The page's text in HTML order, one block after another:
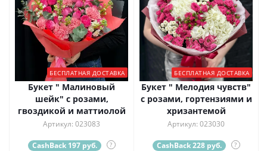
БЕСПЛАТНАЯ ДОСТАВКА
Букет " Малиновый
шейк" с розами,
гвоздикой и маттиолой
Артикул: 023083
CashBack 197 руб. ?
БЕСПЛАТНАЯ ДОСТАВКА
Букет " Мелодия чувств"
с розами, гортензиями и
хризантемой
Артикул: 023030
CashBack 228 руб. ?